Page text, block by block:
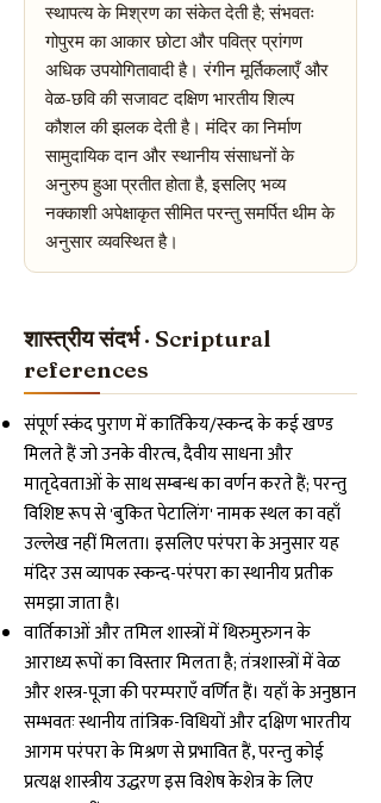
स्थापत्य के मिश्रण का संकेत देती है; संभवतः
गोपुरम का आकार छोटा और पवित्र प्रांगण
अधिक उपयोगितावादी है। रंगीन मूर्तिकलाएँ और
वेळ-छवि की सजावट दक्षिण भारतीय शिल्प
कौशल की झलक देती है। मंदिर का निर्माण
सामुदायिक दान और स्थानीय संसाधनों के
अनुरुप हुआ प्रतीत होता है, इसलिए भव्य
नक्काशी अपेक्षाकृत सीमित परन्तु समर्पित थीम के
अनुसार व्यवस्थित है।
शास्त्रीय संदर्भ · Scriptural
references
संपूर्ण स्कंद पुराण में कार्तिकेय/स्कन्द के कई खण्ड
मिलते हैं जो उनके वीरत्व, दैवीय साधना और
मातृदेवताओं के साथ सम्बन्ध का वर्णन करते हैं; परन्तु
विशिष्ट रूप से 'बुकित पेटालिंग' नामक स्थल का वहाँ
उल्लेख नहीं मिलता। इसलिए परंपरा के अनुसार यह
मंदिर उस व्यापक स्कन्द-परंपरा का स्थानीय प्रतीक
समझा जाता है।
वार्तिकाओं और तमिल शास्त्रों में थिरुमुरुगन के
आराध्य रूपों का विस्तार मिलता है; तंत्रशास्त्रों में वेळ
और शस्त्र-पूजा की परम्पराएँ वर्णित हैं। यहाँ के अनुष्ठान
सम्भवतः स्थानीय तांत्रिक-विधियों और दक्षिण भारतीय
आगम परंपरा के मिश्रण से प्रभावित हैं, परन्तु कोई
प्रत्यक्ष शास्त्रीय उद्धरण इस विशेष केशेत्र के लिए